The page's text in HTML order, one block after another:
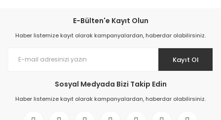
E-Bülten'e Kayıt Olun
Haber listemize kayıt olarak kampanyalardan, haberdar olabilirsiniz.
Kayıt Ol
Sosyal Medyada Bizi Takip Edin
Haber listemize kayıt olarak kampanyalardan, haberdar olabilirsiniz.